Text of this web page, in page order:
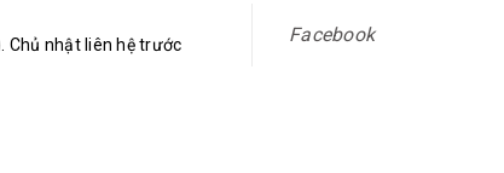
Chủ nhật liên hệ trước
Facebook